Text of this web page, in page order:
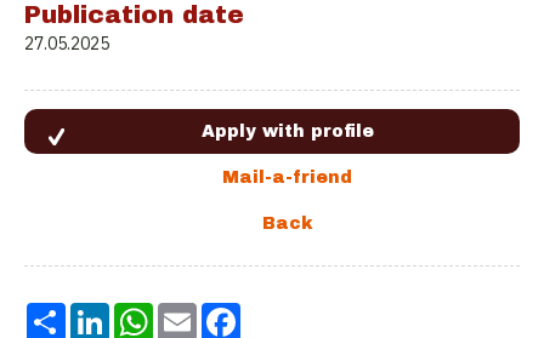
Publication date
27.05.2025
Share LinkedInWhatsApp
Email